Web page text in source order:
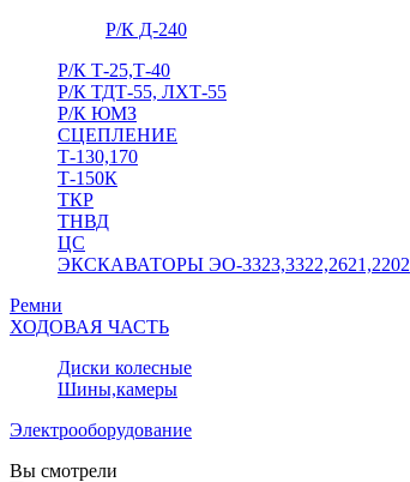
Р/К Д-240
Р/К Т-25,Т-40
Р/К ТДТ-55, ЛХТ-55
Р/К ЮМЗ
СЦЕПЛЕНИЕ
Т-130,170
Т-150К
ТКР
ТНВД
ЦС
ЭКСКАВАТОРЫ ЭО-3323,3322,2621,2202
Ремни
ХОДОВАЯ ЧАСТЬ
Диски колесные
Шины,камеры
Электрооборудование
Вы смотрели